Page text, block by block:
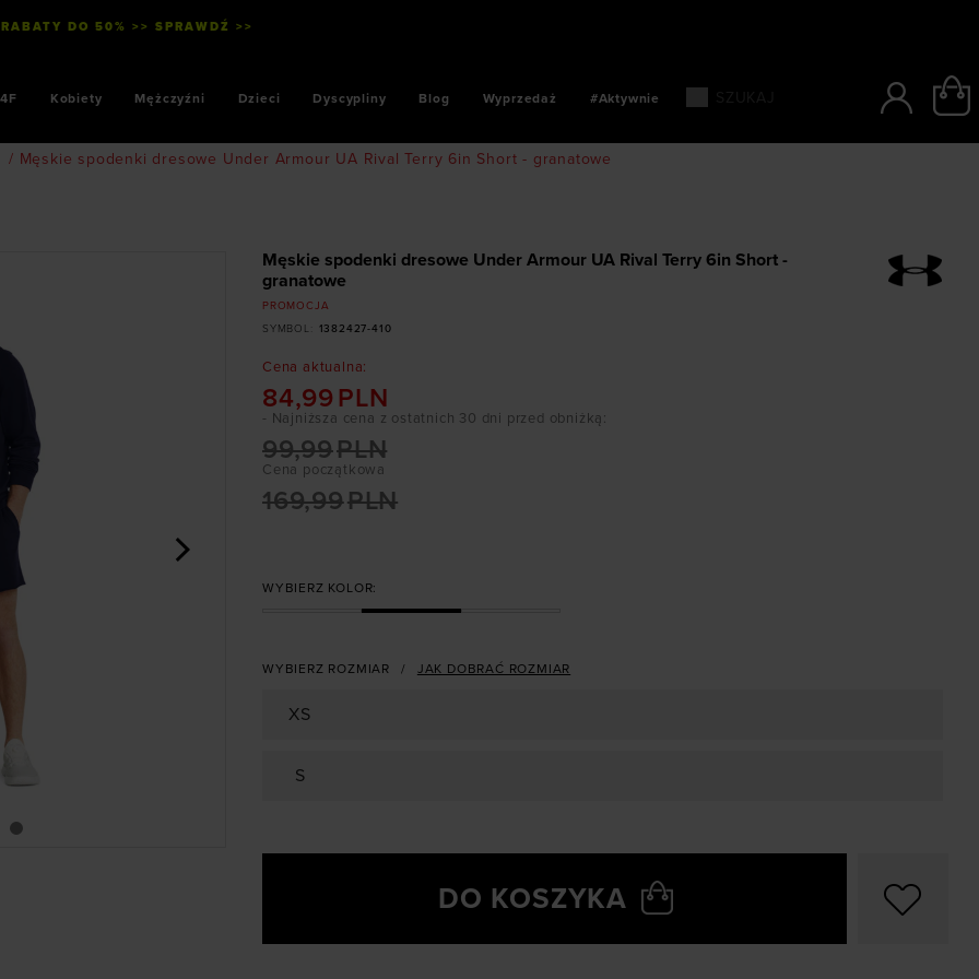
DO 50% >> SPRAWDŹ >>
4F Kobiety Mężczyźni Dzieci Dyscypliny Blog Wyprzedaż #Aktywnie
/ Męskie spodenki dresowe Under Armour UA Rival Terry 6in Short - granatowe
Męskie spodenki dresowe Under Armour UA Rival Terry 6in Short -
granatowe
PROMOCJA
SYMBOL
1382427-410
Cena aktualna:
84,99 PLN
Cena początkowa
169,99PLN
99,99PLN
- Najniższa cena z ostatnich 30 dni przed obniżką:
WYBIERZ KOLOR:
WYBIERZ ROZMIAR JAK DOBRAĆ ROZMIAR
XS
S
DO KOSZYKA